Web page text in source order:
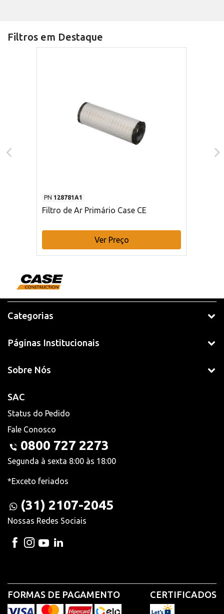
Filtros em Destaque
PN 128781A1
Filtro de Ar Primário Case CE
Ver Preço
Categorias
Páginas Institucionais
Sobre Nós
SAC
Status do Pedido
Fale Conosco
0800 727 2273
Segunda à sexta 8:00 às 18:00
*Exceto feriados
(31) 2107-2045
Nossas Redes Sociais
FORMAS DE PAGAMENTO CERTIFICADOS